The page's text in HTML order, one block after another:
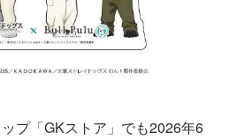
プ「GKストア」でも2026年6